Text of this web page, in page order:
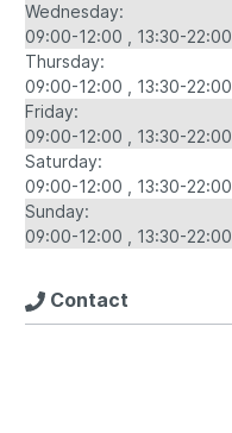
Wednesday:
09:00-12:00
13:30-22:00
Thursday:
09:00-12:00
13:30-22:00
Friday:
09:00-12:00
13:30-22:00
Saturday:
09:00-12:00
13:30-22:00
Sunday:
09:00-12:00
13:30-22:00
Contact